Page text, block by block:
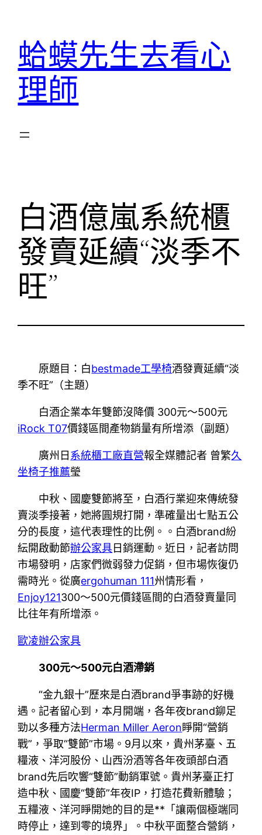
蛤蟆先生去看心
理師
白酒億嵐系統櫃
發賣延續“淡季不
旺”
原題目：白bestmade工學椅酒發賣延續“淡
季不旺”（主題）
白酒企業本年雙節沒降價 300元～500元
iRock T07價錢區間產物銷量有所增添（副題）
廣州日系統櫃工廠直營報全媒體記者 曾繁久
坐椅子推薦瑩
中秋、國慶雙節將至，白酒行業迎來傳統發
賣淡季接著，她將圓規打開，準確量出七點五公
分的長度，這代表理性的比例。。白酒brand紛
紜開啟動節辦公家具日銷運動。近日，記者訪問
市場發明，店家們微弱發力促銷，但市場恢復仍
需時光。從廣ergohuman 111州情形看，
Enjoy121300～500元價錢區間的白酒發賣量同
比往年有所增添。
歐凌辦公家具
300元～500元白酒滯銷
“金九銀十”歷來是白酒brand爭事跡的好機
遇。記者留心到，本月開端，各年夜brand鉚足
勁以多種方法Herman Miller Aeron睜開“營銷
戰”，爭取“雙節”市場。9月以來，貴州茅臺、五
糧液、洋河股份、山西汾酒等各年夜頭部白酒
brand先后吹響“雙節”動銷軍號。貴州茅臺正打
造中秋、國慶“雙節”年夜IP，打造花費新體驗；
五糧液、洋河睜開她的目的是**「讓兩個極端同
時停止，達到零的境界」。中秋平面整合營銷，